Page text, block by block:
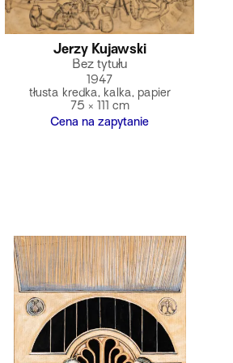
Jerzy Kujawski
Bez tytułu
1947
tłusta kredka, kalka, papier
75 × 111 cm
Cena na zapytanie